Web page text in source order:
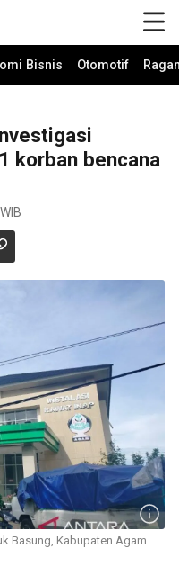
Bisnis Otomotif
korban bencana
Basung, Kabupaten Agam.